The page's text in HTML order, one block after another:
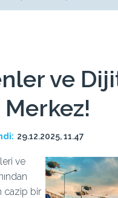
ve
29.12.2025, 11.47
ve
cazip bir